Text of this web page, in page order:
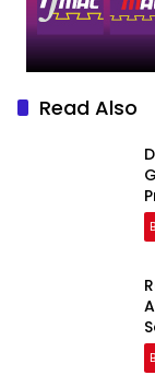
Read Also